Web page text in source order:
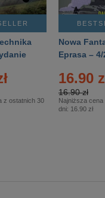
z ostatnich 30
Nowa
Eprasa – 4/
16.90
16.90 zł
Najniższa
dni: 16.90 zł